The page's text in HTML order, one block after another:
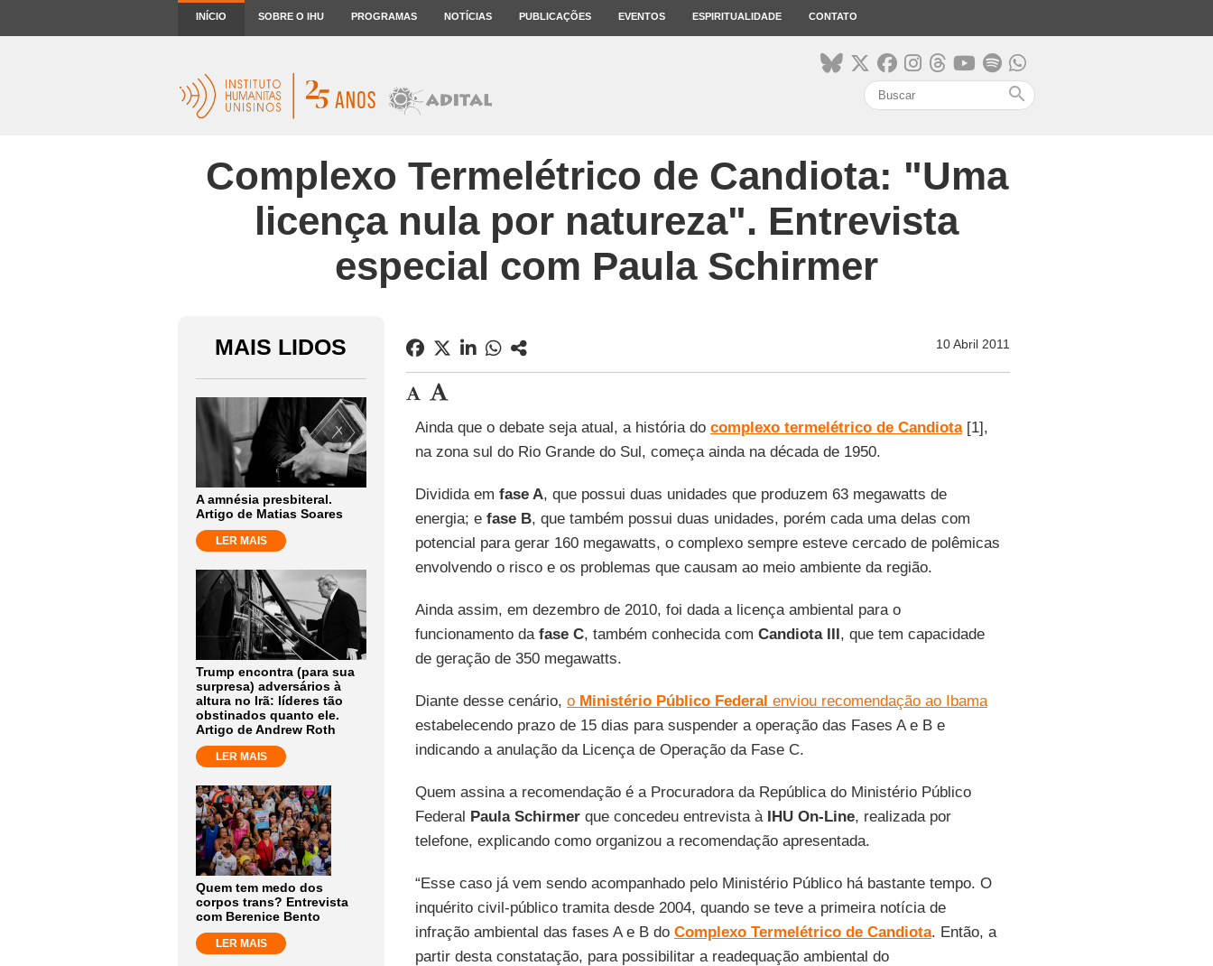
INÍCIO SOBRE O IHU PROGRAMAS NOTÍCIAS PUBLICAÇÕES EVENTOS ESPIRITUALIDADE CONTATO
search
Complexo Termelétrico de Candiota: "Uma
licença nula por natureza". Entrevista
especial com Paula Schirmer
MAIS LIDOS
A amnésia presbiteral.
Artigo de Matias Soares
LER MAIS
Trump encontra (para sua
surpresa) adversários à
altura no Irã: líderes tão
obstinados quanto ele.
Artigo de Andrew Roth
LER MAIS
Quem tem medo dos
corpos trans? Entrevista
com Berenice Bento
LER MAIS
10 Abril 2011
Ainda que o debate seja atual, a história do complexo termelétrico de Candiota[1],
na zona sul do Rio Grande do Sul, começa ainda na década de 1950.
Dividida em fase A, que possui duas unidades que produzem 63 megawatts de
energia; e fase B, que também possui duas unidades, porém cada uma delas com
potencial para gerar 160 megawatts, o complexo sempre esteve cercado de polêmicas
envolvendo o risco e os problemas que causam ao meio ambiente da região.
Ainda assim, em dezembro de 2010, foi dada a licença ambiental para o
funcionamento da fase C, também conhecida com Candiota III, que tem capacidade
de geração de 350 megawatts.
Diante desse cenário, o Ministério Público Federal enviou recomendação ao Ibama
estabelecendo prazo de 15 dias para suspender a operação das Fases A e B e
indicando a anulação da Licença de Operação da Fase C.
Quem assina a recomendação é a Procuradora da República do Ministério Público
Federal Paula Schirmerque concedeu entrevista à IHU On-Line, realizada por
telefone, explicando como organizou a recomendação apresentada.
“Esse caso já vem sendo acompanhado pelo Ministério Público há bastante tempo. O
inquérito civil-público tramita desde 2004, quando se teve a primeira notícia de
infração ambiental das fases A e B do Complexo Termelétrico de Candiota. Então, a
partir desta constatação, para possibilitar a readequação ambiental do